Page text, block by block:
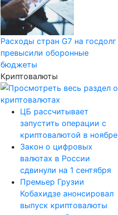
Расходы стран G7 на госдолг
превысили оборонные
бюджеты
Криптовалюты
ЦБ рассчитывает
запустить операции с
криптовалютой в ноябре
Закон о цифровых
валютах в России
сдвинули на 1 сентября
Премьер Грузии
Кобахидзе анонсировал
выпуск криптовалюты